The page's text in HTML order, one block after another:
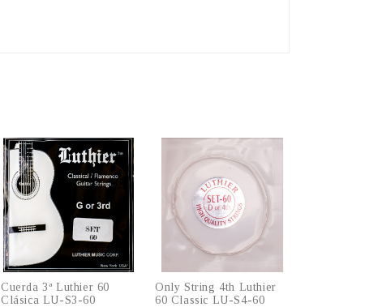
Cuerda 3ª Luthier 60
Clásica LU-S3-60
Only String 4th Luthier
60 Classic LU-S4-60